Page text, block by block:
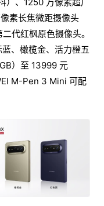
素长焦微距摄像头
代红枫原色摄像头。
、橄榄金、活力橙五
）至 13999 元
M-Pen 3 Mini 可配